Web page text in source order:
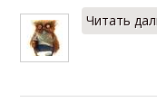
Читать